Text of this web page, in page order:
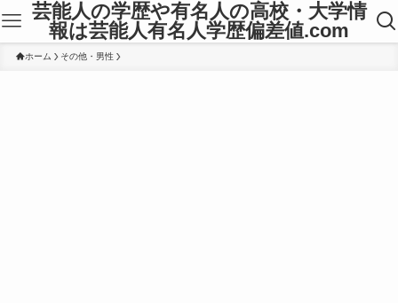
芸能人の学歴や有名人の高校・大学情
報は芸能人有名人学歴偏差値.com
ホーム その他・男性